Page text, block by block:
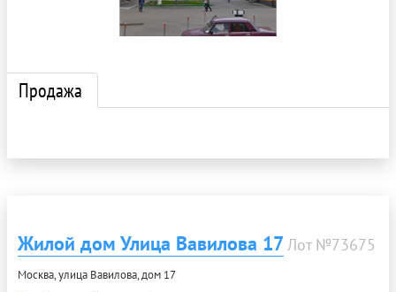
Продажа
Жилой дом Улица Вавилова 17Лот №73675
Москва, улица Вавилова, дом 17